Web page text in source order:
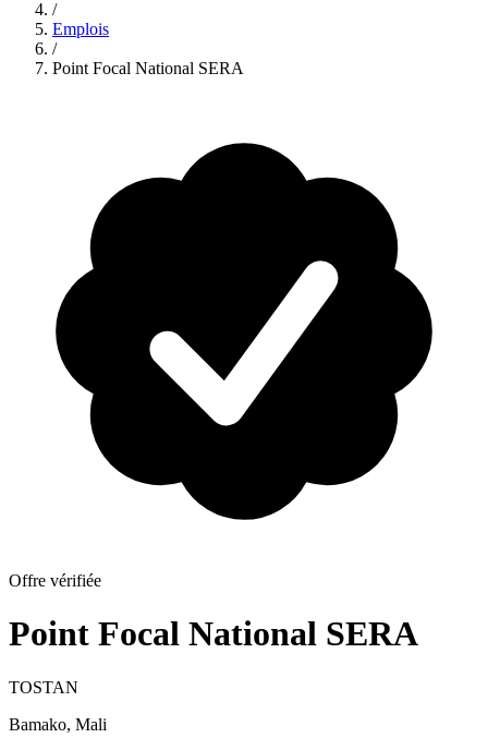
/
Emplois
/
Point Focal National SERA
Offre vérifiée
Point Focal National SERA
TOSTAN
Bamako, Mali